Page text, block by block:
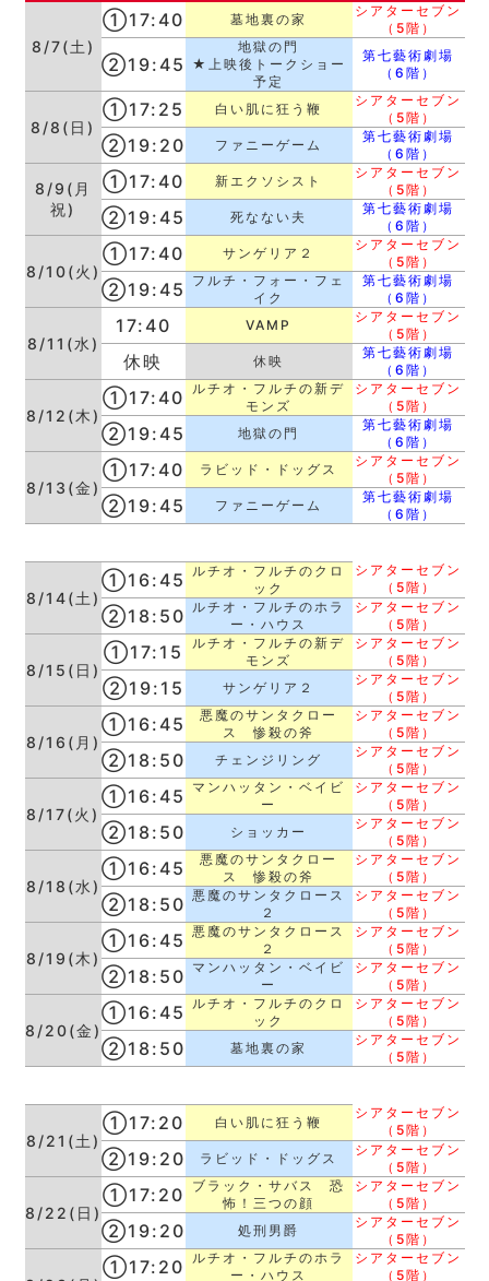
8/7(土)
①17:40 墓地裏の家
シアターセブン
（5階）
②19:45
地獄の門
★上映後トークショー
予定
第七藝術劇場
（6階）
8/8(日)
①17:25 白い肌に狂う鞭
シアターセブン
（5階）
②19:20 ファニーゲーム
第七藝術劇場
（6階）
8/9(月
祝)
①17:40 新エクソシスト
シアターセブン
（5階）
②19:45 死なない夫
第七藝術劇場
（6階）
8/10(火)
①17:40 サンゲリア２
シアターセブン
（5階）
②19:45
フルチ・フォー・フェ
イク
第七藝術劇場
（6階）
8/11(水)
17:40 VAMP
シアターセブン
（5階）
休映 休映
第七藝術劇場
（6階）
8/12(木)
①17:40
ルチオ・フルチの新デ
モンズ
シアターセブン
（5階）
②19:45 地獄の門
第七藝術劇場
（6階）
8/13(金)
①17:40 ラビッド・ドッグス
シアターセブン
（5階）
②19:45 ファニーゲーム
第七藝術劇場
（6階）
8/14(土)
①16:45
ルチオ・フルチのクロ
ック
シアターセブン
（5階）
②18:50
ルチオ・フルチのホラ
ー・ハウス
シアターセブン
（5階）
8/15(日)
①17:15
ルチオ・フルチの新デ
モンズ
シアターセブン
（5階）
②19:15 サンゲリア２
シアターセブン
（5階）
8/16(月)
①16:45
悪魔のサンタクロー
ス 惨殺の斧
シアターセブン
（5階）
②18:50 チェンジリング
シアターセブン
（5階）
8/17(火)
①16:45
マンハッタン・ベイビ
ー
シアターセブン
（5階）
②18:50 ショッカー
シアターセブン
（5階）
8/18(水)
①16:45
悪魔のサンタクロー
ス 惨殺の斧
シアターセブン
（5階）
②18:50 悪魔のサンタクロース
２
シアターセブン
（5階）
8/19(木)
①16:45
悪魔のサンタクロース
２
シアターセブン
（5階）
②18:50 マンハッタン・ベイビ
ー
シアターセブン
（5階）
8/20(金)
①16:45
ルチオ・フルチのクロ
ック
シアターセブン
（5階）
②18:50 墓地裏の家
シアターセブン
（5階）
8/21(土)
①17:20 白い肌に狂う鞭
シアターセブン
（5階）
②19:20 ラビッド・ドッグス
シアターセブン
（5階）
8/22(日)
①17:20
ブラック・サバス 恐
怖！三つの顔
シアターセブン
（5階）
②19:20 処刑男爵
シアターセブン
（5階）
①17:20
ルチオ・フルチのホラ
ー・ハウス
シアターセブン
（5階）